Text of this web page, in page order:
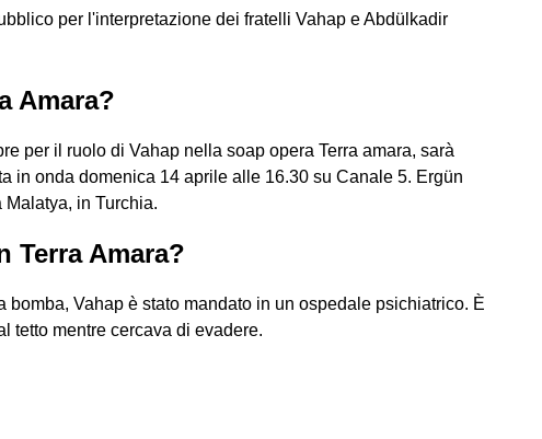
per l'interpretazione dei fratelli Vahap e Abdülkadir
Amara?
per il ruolo di Vahap nella soap opera Terra amara, sarà
in onda domenica 14 aprile alle 16.30 su Canale 5. Ergün
in Turchia.
Terra Amara?
bomba, Vahap è stato mandato in un ospedale psichiatrico. È
tetto mentre cercava di evadere.